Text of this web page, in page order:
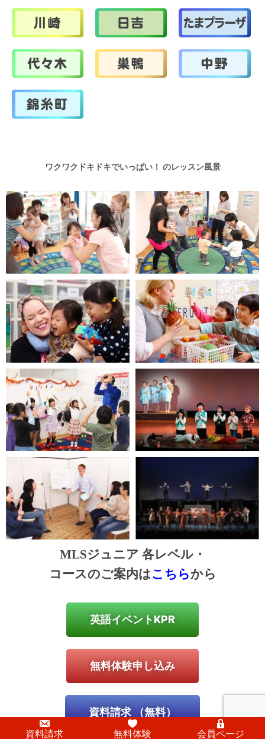
ワクワクドキドキでいっぱい！ のレッスン風景
MLSジュニア 各レベル・
コースのご案内はこちらから
英語イベントKPR
無料体験申し込み
資料請求 （無料）
資料請求 無料体験 会員ページ